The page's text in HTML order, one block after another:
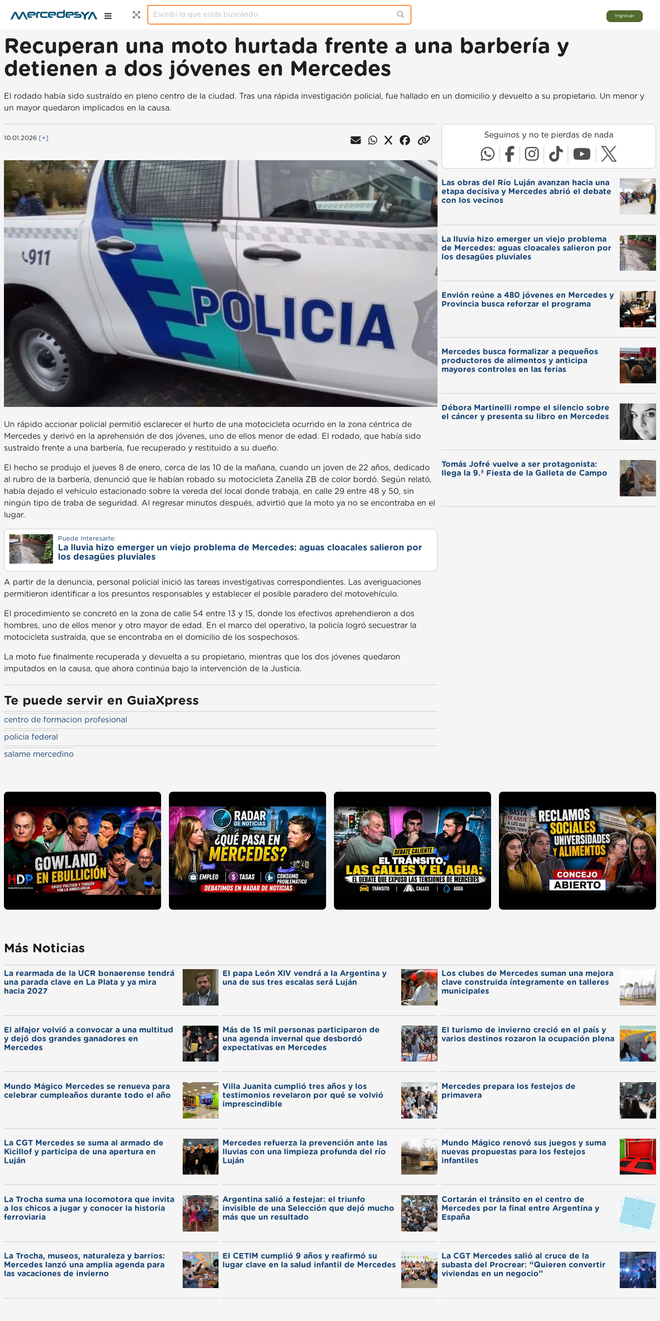
Ingresar
Recuperan una moto hurtada frente a una barbería y
detienen a dos jóvenes en Mercedes
El rodado había sido sustraído en pleno centro de la ciudad. Tras una rápida investigación policial, fue hallado en un domicilio y devuelto a su propietario. Un menor y
un mayor quedaron implicados en la causa.
10.01.2026 [+]
Un rápido accionar policial permitió esclarecer el hurto de una motocicleta ocurrido en la zona céntrica de
Mercedes y derivó en la aprehensión de dos jóvenes, uno de ellos menor de edad. El rodado, que había sido
sustraído frente a una barbería, fue recuperado y restituido a su dueño.
El hecho se produjo el jueves 8 de enero, cerca de las 10 de la mañana, cuando un joven de 22 años, dedicado
al rubro de la barbería, denunció que le habían robado su motocicleta Zanella ZB de color bordó. Según relató,
había dejado el vehículo estacionado sobre la vereda del local donde trabaja, en calle 29 entre 48 y 50, sin
ningún tipo de traba de seguridad. Al regresar minutos después, advirtió que la moto ya no se encontraba en el
lugar.
Puede Interesarte:
La lluvia hizo emerger un viejo problema de Mercedes: aguas cloacales salieron por
los desagües pluviales
A partir de la denuncia, personal policial inició las tareas investigativas correspondientes. Las averiguaciones
permitieron identificar a los presuntos responsables y establecer el posible paradero del motovehículo.
El procedimiento se concretó en la zona de calle 54 entre 13 y 15, donde los efectivos aprehendieron a dos
hombres, uno de ellos menor y otro mayor de edad. En el marco del operativo, la policía logró secuestrar la
motocicleta sustraída, que se encontraba en el domicilio de los sospechosos.
La moto fue finalmente recuperada y devuelta a su propietario, mientras que los dos jóvenes quedaron
imputados en la causa, que ahora continúa bajo la intervención de la Justicia.
Te puede servir en GuiaXpress
centro de formacion profesional
policia federal
salame mercedino
Seguinos y no te pierdas de nada
Las obras del Río Luján avanzan hacia una
etapa decisiva y Mercedes abrió el debate
con los vecinos
La lluvia hizo emerger un viejo problema
de Mercedes: aguas cloacales salieron por
los desagües pluviales
Envión reúne a 480 jóvenes en Mercedes y
Provincia busca reforzar el programa
Mercedes busca formalizar a pequeños
productores de alimentos y anticipa
mayores controles en las ferias
Débora Martinelli rompe el silencio sobre
el cáncer y presenta su libro en Mercedes
Tomás Jofré vuelve a ser protagonista:
llega la 9.ª Fiesta de la Galleta de Campo
Más Noticias
La rearmada de la UCR bonaerense tendrá
una parada clave en La Plata y ya mira
hacia 2027
El papa León XIV vendrá a la Argentina y
una de sus tres escalas será Luján
Los clubes de Mercedes suman una mejora
clave construida íntegramente en talleres
municipales
El alfajor volvió a convocar a una multitud
y dejó dos grandes ganadores en
Mercedes
Más de 15 mil personas participaron de
una agenda invernal que desbordó
expectativas en Mercedes
El turismo de invierno creció en el país y
varios destinos rozaron la ocupación plena
Mundo Mágico Mercedes se renueva para
celebrar cumpleaños durante todo el año
Villa Juanita cumplió tres años y los
testimonios revelaron por qué se volvió
imprescindible
Mercedes prepara los festejos de
primavera
La CGT Mercedes se suma al armado de
Kicillof y participa de una apertura en
Luján
Mercedes refuerza la prevención ante las
lluvias con una limpieza profunda del río
Luján
Mundo Mágico renovó sus juegos y suma
nuevas propuestas para los festejos
infantiles
La Trocha suma una locomotora que invita
a los chicos a jugar y conocer la historia
ferroviaria
Argentina salió a festejar: el triunfo
invisible de una Selección que dejó mucho
más que un resultado
Cortarán el tránsito en el centro de
Mercedes por la final entre Argentina y
España
La Trocha, museos, naturaleza y barrios:
Mercedes lanzó una amplia agenda para
las vacaciones de invierno
El CETIM cumplió 9 años y reafirmó su
lugar clave en la salud infantil de Mercedes
La CGT Mercedes salió al cruce de la
subasta del Procrear: “Quieren convertir
viviendas en un negocio”